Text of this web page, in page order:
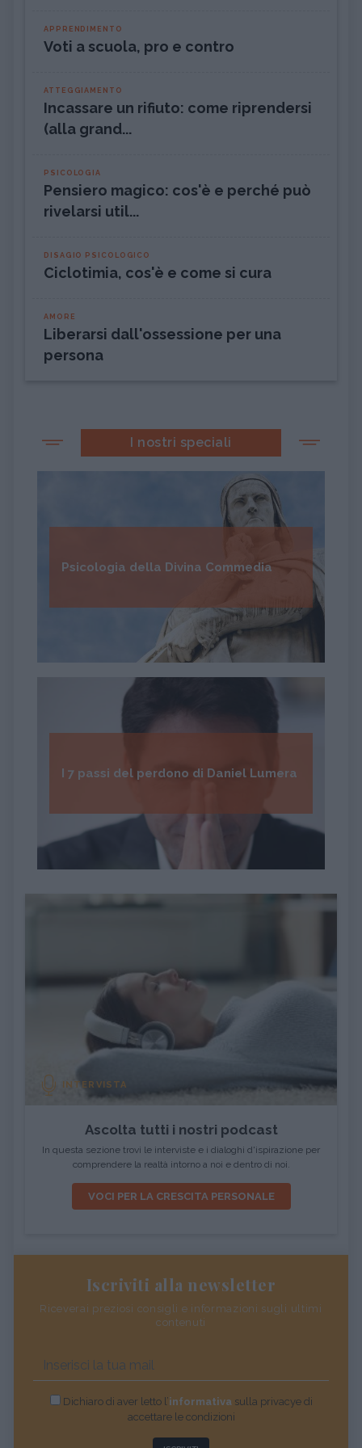
APPRENDIMENTO
Voti a scuola, pro e contro
ATTEGGIAMENTO
Incassare un rifiuto: come riprendersi
(alla grand...
PSICOLOGIA
Pensiero magico: cos'è e perché può
rivelarsi util...
DISAGIO PSICOLOGICO
Ciclotimia, cos'è e come si cura
AMORE
Liberarsi dall'ossessione per una
persona
I nostri speciali
Psicologia della Divina Commedia
I 7 passi del perdono di Daniel Lumera
INTERVISTA
Ascolta tutti i nostri podcast
In questa sezione trovi le interviste e i dialoghi d'ispirazione per
comprendere la realtà intorno a noi e dentro di noi.
VOCI PER LA CRESCITA PERSONALE
Iscriviti alla newsletter
Riceverai preziosi consigli e informazioni sugli ultimi
contenuti
Dichiaro di aver letto l’informativasulla privacye di
accettare le condizioni